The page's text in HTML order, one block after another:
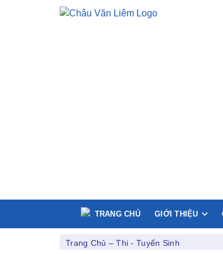
TRANG CHỦ GIỚI THIỆU
Trang Chủ –Thi - Tuyển Sinh